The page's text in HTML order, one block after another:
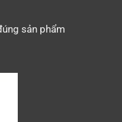
sản phẩm